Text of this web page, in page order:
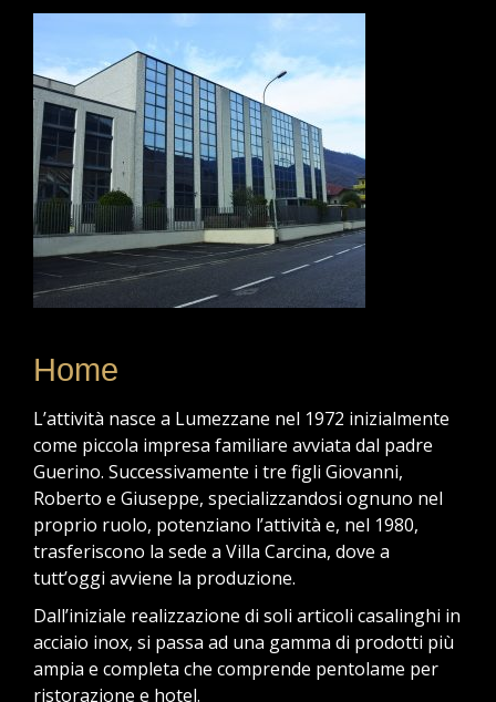
Home
L’attività nasce a Lumezzane nel 1972 inizialmente
come piccola impresa familiare avviata dal padre
Guerino. Successivamente i tre figli Giovanni,
Roberto e Giuseppe, specializzandosi ognuno nel
proprio ruolo, potenziano l’attività e, nel 1980,
trasferiscono la sede a Villa Carcina, dove a
tutt’oggi avviene la produzione.
Dall’iniziale realizzazione di soli articoli casalinghi in
acciaio inox, si passa ad una gamma di prodotti più
ampia e completa che comprende pentolame per
ristorazione e hotel.